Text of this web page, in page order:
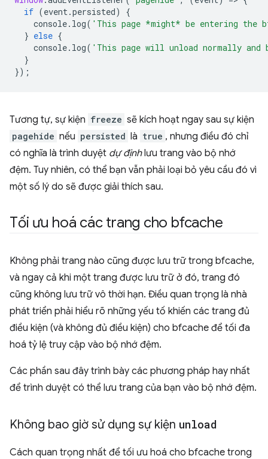
if (event.persisted)
{
console. log( 'This page *might* be entering the
} else {
console. log( 'This page will unload normally and
}
});
Tương tự, sự kiện freeze sẽ kích hoạt ngay sau sự kiện
pagehide nếu persisted là true , nhưng điều đó chỉ
có nghĩa là trình duyệt dự địnhlưu trang vào bộ nhớ
đệm. Tuy nhiên, có thể bạn vẫn phải loại bỏ yêu cầu đó vì
một số lý do sẽ được giải thích sau.
Tối ưu hoá các trang cho bfcache
Không phải trang nào cũng được lưu trữ trong bfcache,
và ngay cả khi một trang được lưu trữ ở đó, trang đó
cũng không lưu trữ vô thời hạn. Điều quan trọng là nhà
phát triển phải hiểu rõ những yếu tố khiến các trang đủ
điều kiện (và không đủ điều kiện) cho bfcache để tối đa
hoá tỷ lệ truy cập vào bộ nhớ đệm.
Các phần sau đây trình bày các phương pháp hay nhất
để trình duyệt có thể lưu trang của bạn vào bộ nhớ đệm.
Không bao giờ sử dụng sự kiện unload
Cách quan trọng nhất để tối ưu hoá cho bfcache trong